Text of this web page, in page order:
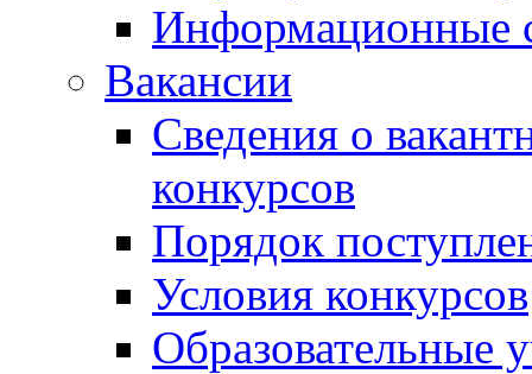
Информационные
Вакансии
Сведения о
конкурсов
Порядок
Условия конкурсов
Образовательные